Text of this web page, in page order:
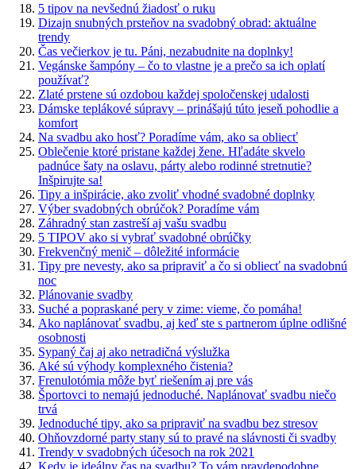
5 tipov na nevšednú žiadosť o ruku
Dizajn snubných prsteňov na svadobný obrad: aktuálne
trendy
Čas večierkov je tu. Páni, nezabudnite na doplnky!
Vegánske šampóny – čo to vlastne je a prečo sa ich oplatí
používať?
Zlaté prstene sú ozdobou každej spoločenskej udalosti
Dámske teplákové súpravy – prinášajú túto jeseň pohodlie a
komfort
Na svadbu ako hosť? Poradíme vám, ako sa obliecť
Oblečenie ktoré pristane každej žene. Hľadáte skvelo
padnúce šaty na oslavu, párty alebo rodinné stretnutie?
Inšpirujte sa!
Tipy a inšpirácie, ako zvoliť vhodné svadobné doplnky
Výber svadobných obrúčok? Poradíme vám
Záhradný stan zastreší aj vašu svadbu
5 TIPOV ako si vybrať svadobné obrúčky
Frekvenčný menič – dôležité informácie
Tipy pre nevesty, ako sa pripraviť a čo si obliecť na svadobnú
noc
Plánovanie svadby
Suché a popraskané pery v zime: vieme, čo pomáha!
Ako naplánovať svadbu, aj keď ste s partnerom úplne odlišné
osobnosti
Sypaný čaj aj ako netradičná výslužka
Aké sú výhody komplexného čistenia?
Frenulotómia môže byť riešením aj pre vás
Športovci to nemajú jednoduché. Naplánovať svadbu niečo
trvá
Jednoduché tipy, ako sa pripraviť na svadbu bez stresov
Ohňovzdorné party stany sú to pravé na slávnosti či svadby
Trendy v svadobných účesoch na rok 2021
Kedy je ideálny čas na svadbu? To vám pravdepodobne